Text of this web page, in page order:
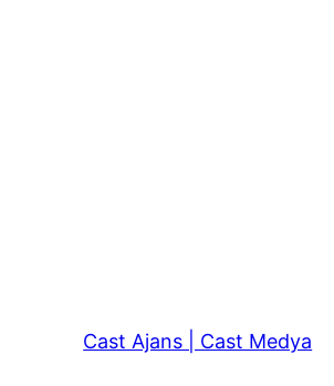
Cast Ajans | Cast Medya